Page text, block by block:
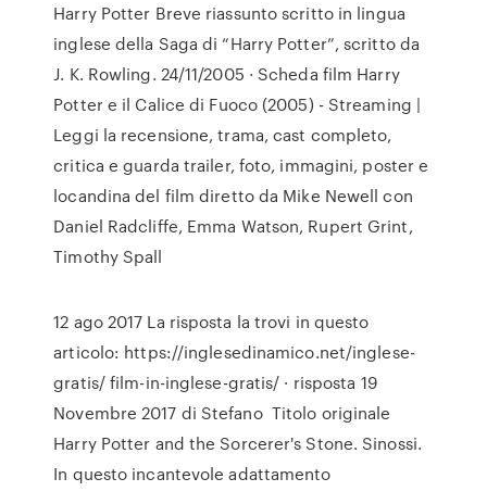
Harry Potter Breve riassunto scritto in lingua
inglese della Saga di “Harry Potter”, scritto da
J. K. Rowling. 24/11/2005 · Scheda film Harry
Potter e il Calice di Fuoco (2005) - Streaming |
Leggi la recensione, trama, cast completo,
critica e guarda trailer, foto, immagini, poster e
locandina del film diretto da Mike Newell con
Daniel Radcliffe, Emma Watson, Rupert Grint,
Timothy Spall
12 ago 2017 La risposta la trovi in questo
articolo: https://inglesedinamico.net/inglese-
gratis/ film-in-inglese-gratis/ · risposta 19
Novembre 2017 di Stefano Titolo originale
Harry Potter and the Sorcerer's Stone. Sinossi.
In questo incantevole adattamento